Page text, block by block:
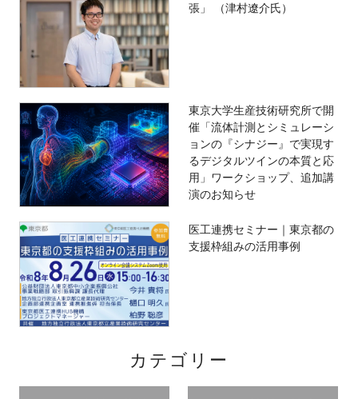
張」 （津村遼介氏）
東京大学生産技術研究所で開
催「流体計測とシミュレーシ
ョンの『シナジー』で実現す
るデジタルツインの本質と応
用」ワークショップ、追加講
演のお知らせ
医工連携セミナー｜東京都の
支援枠組みの活用事例
カテゴリー